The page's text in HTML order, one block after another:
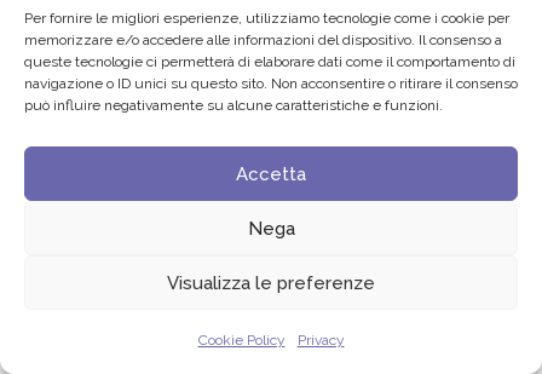
Per fornire le migliori esperienze, utilizziamo tecnologie come i cookie per
memorizzare e/o accedere alle informazioni del dispositivo. Il consenso a
queste tecnologie ci permetterà di elaborare dati come il comportamento di
navigazione o ID unici su questo sito. Non acconsentire o ritirare il consenso
può influire negativamente su alcune caratteristiche e funzioni.
Accetta
Nega
Visualizza le preferenze
Cookie Policy Privacy
21 Luglio 2026
Edvance – Digital Education Hub Higher Education
© 2024 Fondazione Comunica – All rights reserved